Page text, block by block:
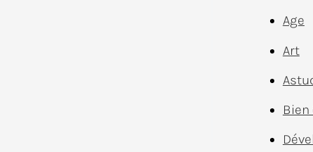
Age
Art
Bien